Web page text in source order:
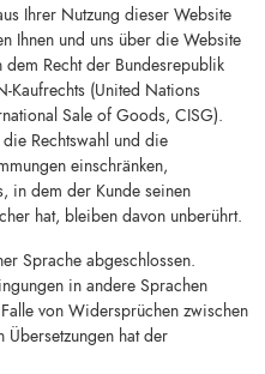
Ihrer Nutzung dieser Website
Ihnen und uns über die Website
Recht der Bundesrepublik
Kaufrechts (United Nations
Sale of Goods, CISG).
Rechtswahl und die
einschränken,
in dem der Kunde seinen
hat, bleiben davon unberührt.
Sprache abgeschlossen.
in andere Sprachen
von Widersprüchen zwischen
Übersetzungen hat der